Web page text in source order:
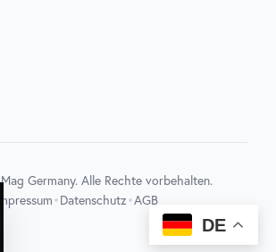
DE
Germany. Alle Rechte vorbehalten.
Impressum•Datenschutz•AGB